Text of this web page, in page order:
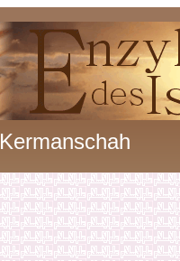
Kermanschah